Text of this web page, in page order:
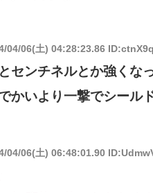
04/06(土) 04:28:23.86
センチネルとか強くな
かいより一撃でシール
04/06(土) 06:48:01.90